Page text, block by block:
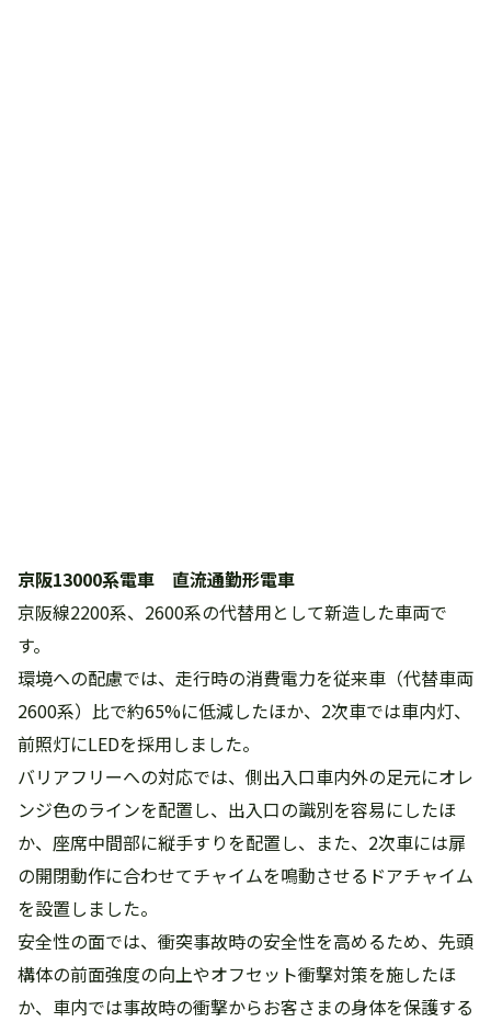
京阪13000系電車 直流通勤形電車
京阪線2200系、2600系の代替用として新造した車両で
す。
環境への配慮では、走行時の消費電力を従来車（代替車両
2600系）比で約65%に低減したほか、2次車では車内灯、
前照灯にLEDを採用しました。
バリアフリーへの対応では、側出入口車内外の足元にオレ
ンジ色のラインを配置し、出入口の識別を容易にしたほ
か、座席中間部に縦手すりを配置し、また、2次車には扉
の開閉動作に合わせてチャイムを鳴動させるドアチャイム
を設置しました。
安全性の面では、衝突事故時の安全性を高めるため、先頭
構体の前面強度の向上やオフセット衝撃対策を施したほ
か、車内では事故時の衝撃からお客さまの身体を保護する